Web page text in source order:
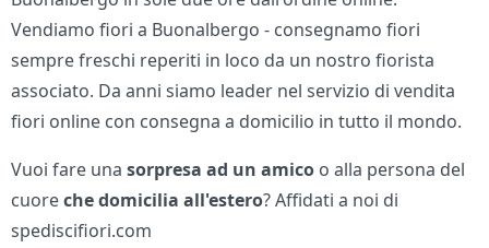
Vendiamo fiori a Buonalbergo - consegnamo fiori
sempre freschi reperiti in loco da un nostro fiorista
associato. Da anni siamo leader nel servizio di vendita
fiori online con consegna a domicilio in tutto il mondo.
Vuoi fare unasorpresa ad un amico o alla persona del
cuoreche domicilia all'estero? Affidati a noi di
spediscifiori.com